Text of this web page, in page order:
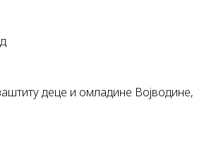
деце и омладине Војводине,